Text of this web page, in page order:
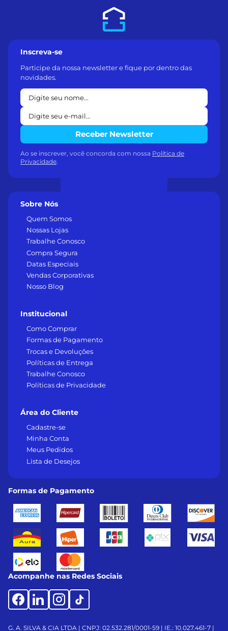
Sobre Nós
Quem Somos
Nossas Lojas
Trabalhe Conosco
Compra Segura
Datas Especiais
Vendas Corporativas
Nosso Blog
Institucional
Como Comprar
Formas de Pagamento
Trocas e Devoluções
Políticas de Entrega
Trabalhe Conosco
Políticas de Privacidade
Área do Cliente
Cadastre-se
Minha Conta
Meus Pedidos
Lista de Desejos
Inscreva-se
Participe da nossa newsletter e fique por dentro das
novidades.
Receber Newsletter
Ao se inscrever, você concorda com nossa Política de
Privacidade.
Formas de Pagamento
Acompanhe nas Redes Sociais
G. A. SILVA & CIA LTDA | CNPJ: 02.532.281/0001-59 | IE.: 10.027.461-7 |